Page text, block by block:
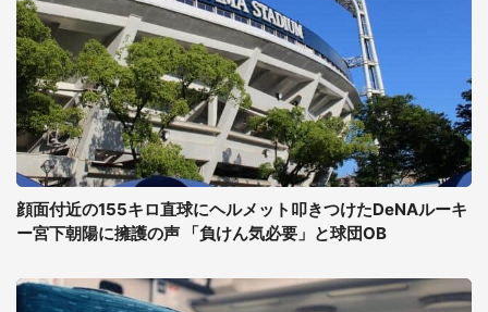
顔面付近の155キロ直球にヘルメット叩きつけたDeNAルーキ
ー宮下朝陽に擁護の声 「負けん気必要」と球団OB